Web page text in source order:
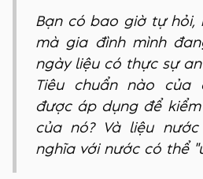
Bạn có bao giờ tự hỏi,
mà gia đình mình
ngày liệu có thực sự
Tiêu chuẩn nào của
được áp dụng để
của nó? Và liệu
nghĩa với nước có thể